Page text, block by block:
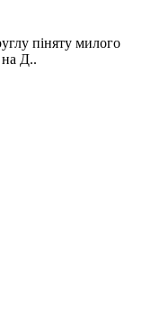
піняту милого
на Д..